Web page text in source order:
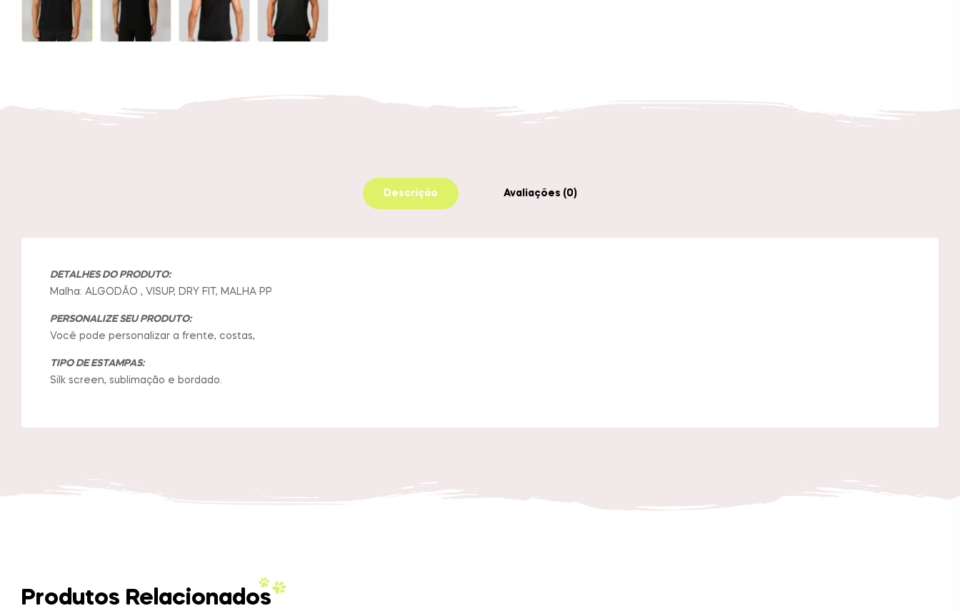
Descrição Avaliações (0)
DETALHES DO PRODUTO:
Malha: ALGODÃO , VISUP, DRY FIT, MALHA PP
PERSONALIZE SEU PRODUTO:
Você pode personalizar a frente, costas,
TIPO DE ESTAMPAS:
Silk screen, sublimação e bordado.
Produtos Relacionados